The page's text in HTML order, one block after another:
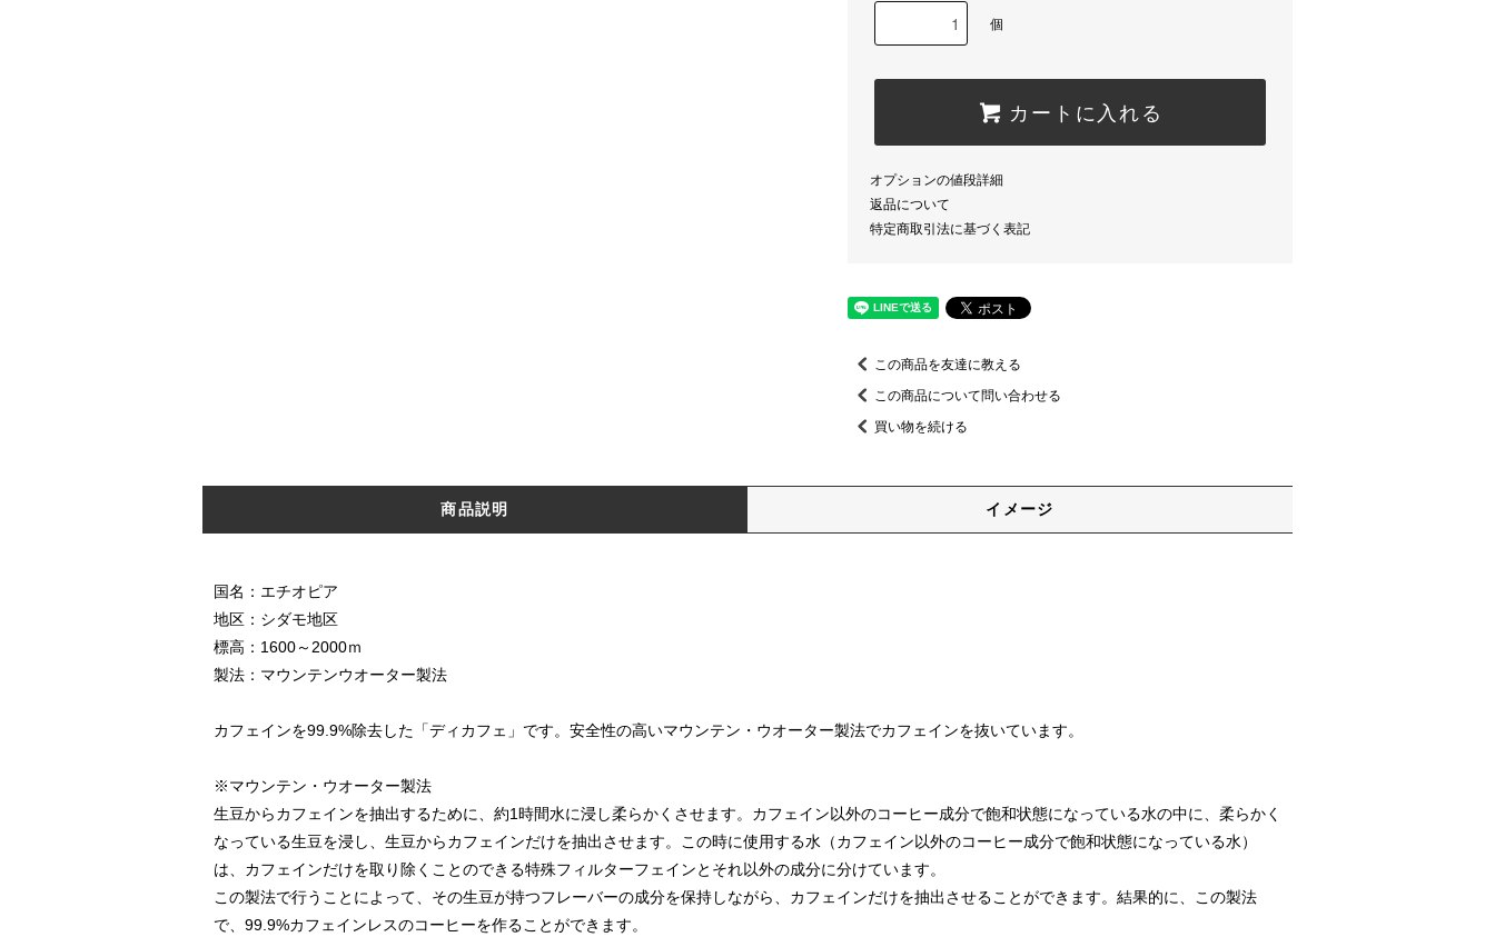
個
カートに入れる
オプションの値段詳細
返品について
特定商取引法に基づく表記
この商品を友達に教える
この商品について問い合わせる
買い物を続ける
商品説明 イメージ
国名：エチオピア
地区：シダモ地区
標高：1600～2000ｍ
製法：マウンテンウオーター製法
カフェインを99.9%除去した「ディカフェ」です。安全性の高いマウンテン・ウオーター製法でカフェインを抜いています。
※マウンテン・ウオーター製法
生豆からカフェインを抽出するために、約1時間水に浸し柔らかくさせます。カフェイン以外のコーヒー成分で飽和状態になっている水の中に、柔らかく
なっている生豆を浸し、生豆からカフェインだけを抽出させます。この時に使用する水（カフェイン以外のコーヒー成分で飽和状態になっている水）
は、カフェインだけを取り除くことのできる特殊フィルターフェインとそれ以外の成分に分けています。
この製法で行うことによって、その生豆が持つフレーバーの成分を保持しながら、カフェインだけを抽出させることができます。結果的に、この製法
で、99.9%カフェインレスのコーヒーを作ることができます。